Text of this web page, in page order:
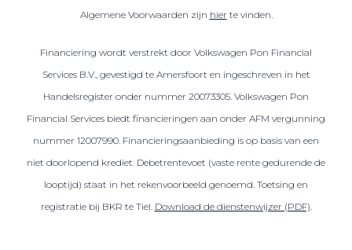
Algemene Voorwaarden zijn hier te vinden.
Financiering wordt verstrekt door Volkswagen Pon Financial
Services B.V., gevestigd te Amersfoort en ingeschreven in het
Handelsregister onder nummer 20073305. Volkswagen Pon
Financial Services biedt financieringen aan onder AFM vergunning
nummer 12007990. Financieringsaanbieding is op basis van een
niet doorlopend krediet. Debetrentevoet (vaste rente gedurende de
looptijd) staat in het rekenvoorbeeld genoemd. Toetsing en
registratie bij BKR te Tiel. Download de dienstenwijzer (PDF).